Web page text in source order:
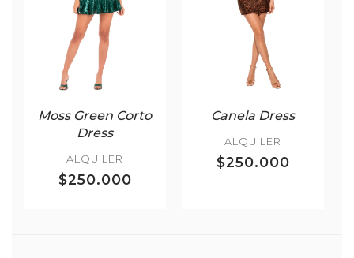
Moss Green Corto
Dress
ALQUILER
$250.000
Canela Dress
ALQUILER
$250.000